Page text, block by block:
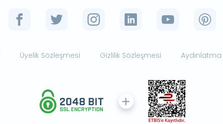
Üyelik Sözleşmesi Gizlilik Sözleşmesi